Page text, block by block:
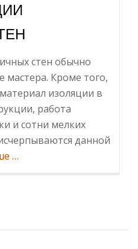
стен обычно
мастера. Кроме того,
изоляции в
работа
и сотни мелких
данной
ИнформацияГлавные
кирпичных
…